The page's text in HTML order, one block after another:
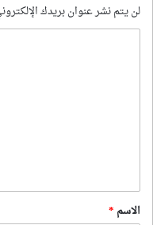
لن يتم نشر عنوان بريدك
*
الاسم *